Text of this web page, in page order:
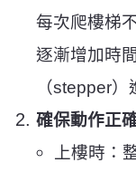
每次爬樓梯
逐漸增加時
（stepper
確保動作正
上樓時：